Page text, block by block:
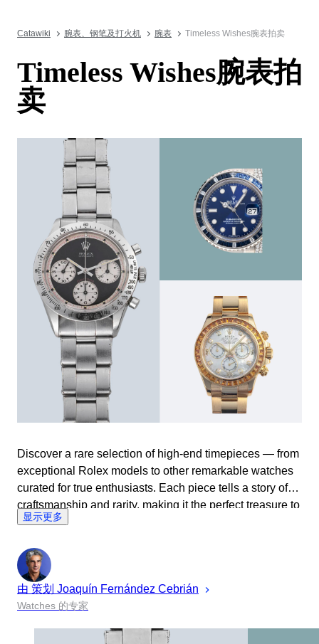
Catawiki 腕表、钢笔及打火机 腕表 Timeless Wishes腕表拍卖
Timeless Wishes腕表拍
卖
Discover a rare selection of high-end timepieces — from
exceptional Rolex models to other remarkable watches
curated for true enthusiasts. Each piece tells a story of
craftsmanship and rarity, making it the perfect treasure to
gift — or keep — this Christmas.
显示更多
由 策划 Joaquín Fernández Cebrián
Watches 的专家